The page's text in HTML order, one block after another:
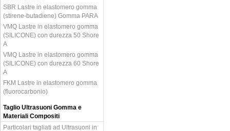
SBR Lastre in elastomero gomma
(stirene-butadiene) Gomma PARA
VMQ Lastre in elastomero gomma
(SILICONE) con durezza 50 Shore
A
VMQ Lastre in elastomero gomma
(SILICONE) con durezza 60 Shore
A
FKM Lastre in elastomero gomma
(fluorocarbonio)
Taglio Ultrasuoni Gomma e
Materiali Compositi
Particolari tagliati ad Ultrasuoni in